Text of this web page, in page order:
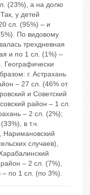
(23%), а на долю
у детей
сл. (95%) – и
По видовому
трехдневная
и по 1 сл. (1%) –
Географически
г. Астрахань
– 27 сл. (46% от
и Советский
район – 1 сл.
– 2 сл. (2%);
в т.ч.
Наримановский
случаев),
– 2 сл. (7%),
по 1 сл. (по 3%).